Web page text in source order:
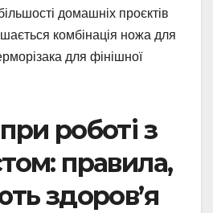
домашніх проєктів
комбінація ножа для
для фінішної
роботі з
правила,
здоров’я